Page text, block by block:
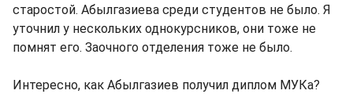
старостой. Абылгазиева среди студентов не было. Я
уточнил у нескольких однокурсников, они тоже не
помнят его. Заочного отделения тоже не было.
Интересно, как Абылгазиев получил диплом МУКа?